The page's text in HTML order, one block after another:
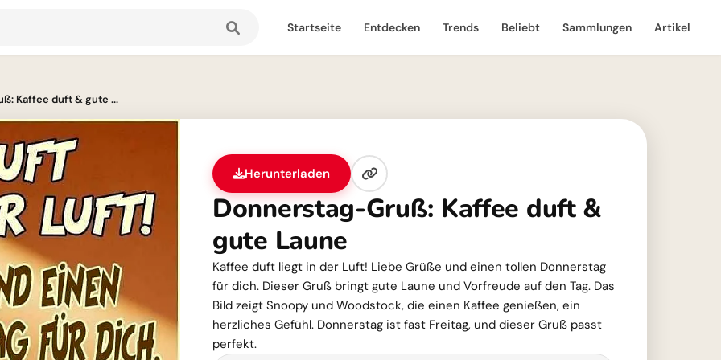
Startseite Entdecken Trends Beliebt Sammlungen Artikel
Kaffee duft & gute ...
Herunterladen
Donnerstag-Gruß: Kaffee duft &
gute Laune
Kaffee duft liegt in der Luft! Liebe Grüße und einen tollen Donnerstag
für dich. Dieser Gruß bringt gute Laune und Vorfreude auf den Tag. Das
Bild zeigt Snoopy und Woodstock, die einen Kaffee genießen, ein
herzliches Gefühl. Donnerstag ist fast Freitag, und dieser Gruß passt
perfekt.